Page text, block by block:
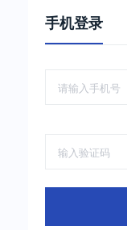
手机登录